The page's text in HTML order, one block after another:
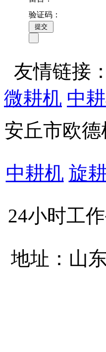
验证码：
友情链接：
微耕机 中
安丘市欧
中耕机 旋
24小时工
地址：山